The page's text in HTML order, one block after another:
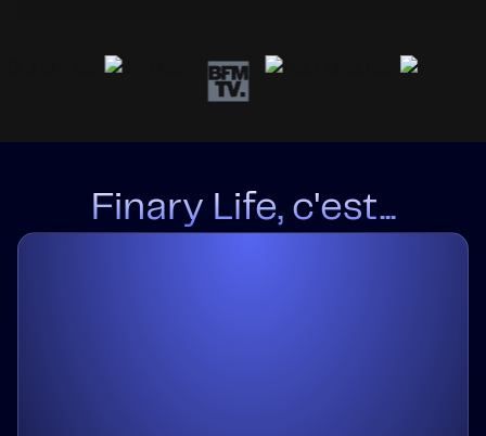
Finary Life, c'est...